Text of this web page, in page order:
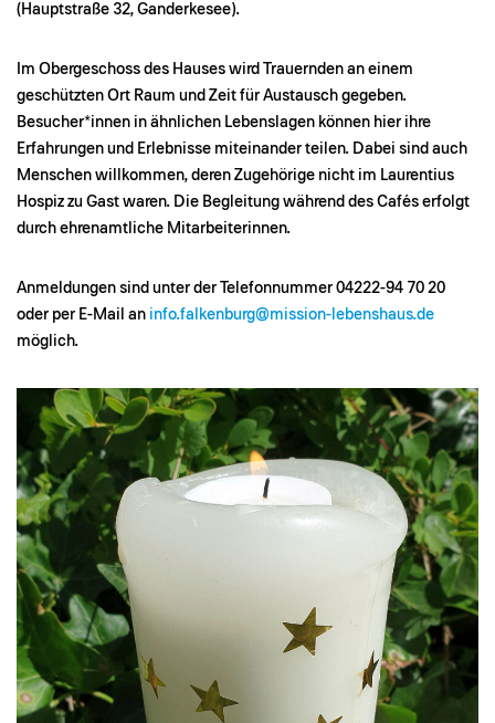
(Hauptstraße 32, Ganderkesee).
Im Obergeschoss des Hauses wird Trauernden an einem
geschützten Ort Raum und Zeit für Austausch gegeben.
Besucher*innen in ähnlichen Lebenslagen können hier ihre
Erfahrungen und Erlebnisse miteinander teilen. Dabei sind auch
Menschen willkommen, deren Zugehörige nicht im Laurentius
Hospiz zu Gast waren. Die Begleitung während des Cafés erfolgt
durch ehrenamtliche Mitarbeiterinnen.
Anmeldungen sind unter der Telefonnummer 04222-94 70 20
oder per E-Mail an info.falkenburg@mission-lebenshaus.de
möglich.